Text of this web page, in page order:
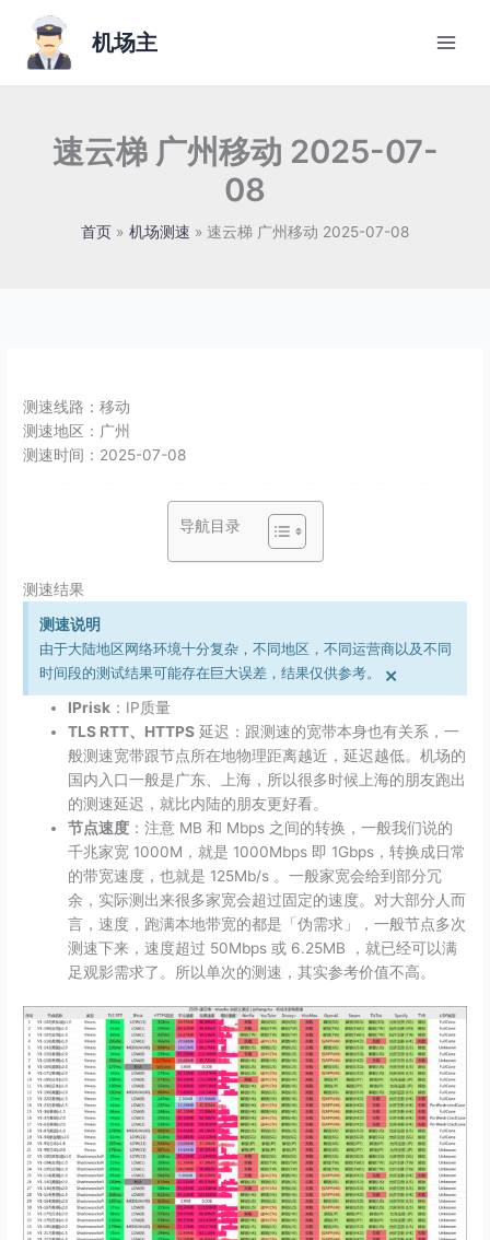
机场主
速云梯 广州移动 2025-07-
08
首页 机场测速 速云梯 广州移动 2025-07-08
测速线路：移动
测速地区： 广州
测速时间： 2025-07-08
导航目录
测速结果
测速说明
由于大陆地区网络环境十分复杂，不同地区，不同运营商以及不同
时间段的测试结果可能存在巨大误差，结果仅供参考。
×
IPrisk ：IP质量
TLS RTT、HTTPS 延迟：跟测速的宽带本身也有关系，一
般测速宽带跟节点所在地物理距离越近，延迟越低。机场的
国内入口一般是广东、上海，所以很多时候上海的朋友跑出
的测速延迟，就比内陆的朋友更好看。
节点速度 ：注意 MB 和 Mbps 之间的转换，一般我们说的
千兆家宽 1000M，就是 1000Mbps 即 1Gbps，转换成日常
的带宽速度，也就是 125Mb/​s 。一般家宽会给到部分冗
余，实际测出来很多家宽会超过固定的速度。对大部分人而
言，速度，跑满本地带宽的都是「伪需求」，一般节点多次
测速下来，速度超过 50Mbps 或 6.25MB ，就已经可以满
足观影需求了。所以单次的测速，其实参考价值不高。